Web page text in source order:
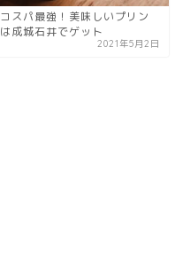
コスパ最強！美味しいプリン
は成城石井でゲット
2021年5月2日